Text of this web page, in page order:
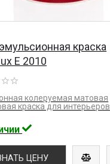
краска
E 2010
колеруемая матовая
краска для интерьеров
ЦЕНУ